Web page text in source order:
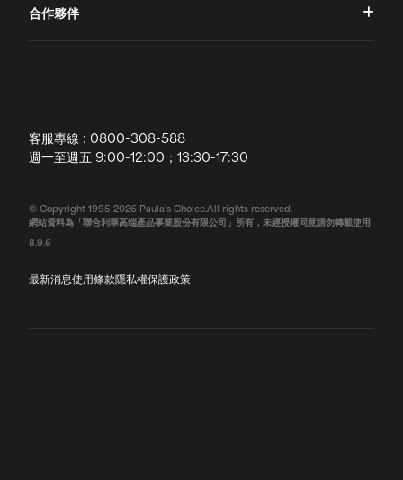
專業國際團隊
退換貨政策
聯絡我們
合作夥伴
客服專線 : 0800-308-588
週一至週五 9:00-12:00；13:30-17:30
© Copyright 1995-2026 Paula's Choice.All rights reserved.
網站資料為「聯合利華高端產品事業股份有限公司」所有，未經授權同意請勿轉載使用
8.9.6
最新消息使用條款隱私權保護政策